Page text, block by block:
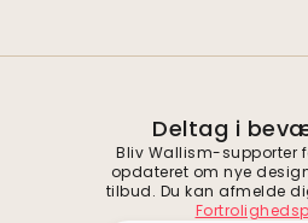
Deltag i
Bliv Wallism-supporter
opdateret om nye
tilbud. Du kan afmelde